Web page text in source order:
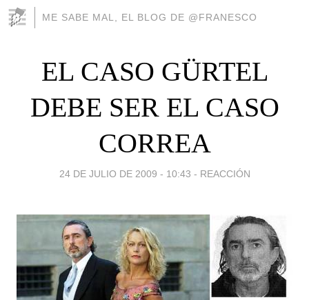
ME SABE MAL, EL BLOG DE @FRANESCO
EL CASO GÜRTEL
DEBE SER EL CASO
CORREA
24 DE JULIO DE 2009 - 10:43 - REACCIÓN